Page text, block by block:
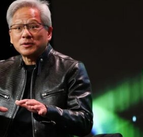
部主管。2015年，他策划了第56
加坡馆。穆斯塔法还于2018年共
峰会，目前他正参与筹备将于
行的首届卡塔尔鲁拜亚四年展（
Qatar）。2017年至2022年，他曾
化宫（Haus der Kulturen der
员。自2025年起，他还担任国际
收藏委员会（CIMAM）理事。
上一届爱知三年展于2025年举行，
蔷薇之间的时光”（A Time